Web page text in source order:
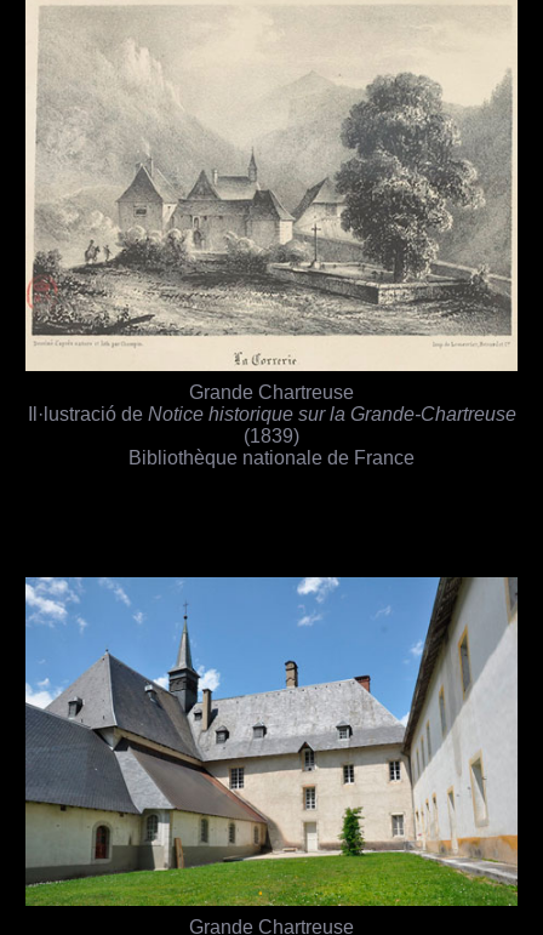
Grande Chartreuse
Il·lustració de Notice historique sur la Grande-Chartreuse
(1839)
Bibliothèque nationale de France
Grande Chartreuse